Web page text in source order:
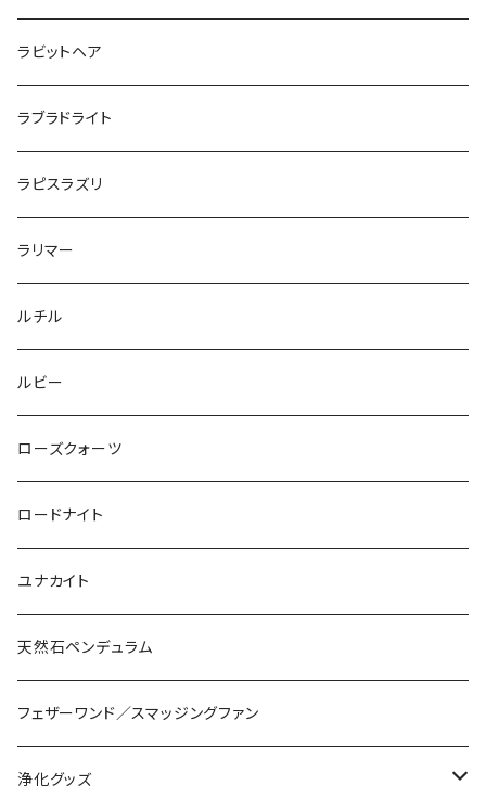
ラビットヘア
ラブラドライト
ラピスラズリ
ラリマー
ルチル
ルビー
ローズクォーツ
ロードナイト
ユナカイト
天然石ペンデュラム
フェザーワンド／スマッジングファン
浄化グッズ